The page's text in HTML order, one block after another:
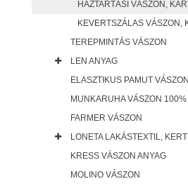
HÁZTARTÁSI VÁSZON,
KEVERTSZÁLAS VÁSZON,
TEREPMINTÁS VÁSZON
LEN ANYAG
ELASZTIKUS PAMUT VÁSZON
MUNKARUHA VÁSZON
FARMER VÁSZON
LONETA LAKÁSTEXTIL,
KRESS VÁSZON ANYAG
MOLINO VÁSZON